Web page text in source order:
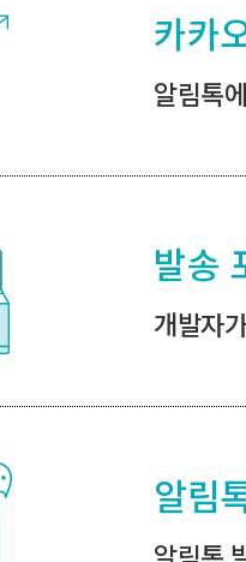
카카
알림톡
발송
개발자
알림